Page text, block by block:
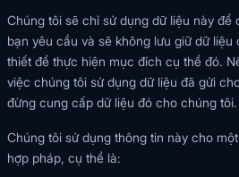
Chúng tôi sẽ chỉ sử dụng dữ liệu này
bạn yêu cầu và sẽ không lưu giữ dữ
thiết để thực hiện mục đích cụ thể đó.
việc chúng tôi sử dụng dữ liệu đã gửi
đừng cung cấp dữ liệu đó cho chúng tôi.
Chúng tôi sử dụng thông tin này cho
hợp pháp, cụ thể là: